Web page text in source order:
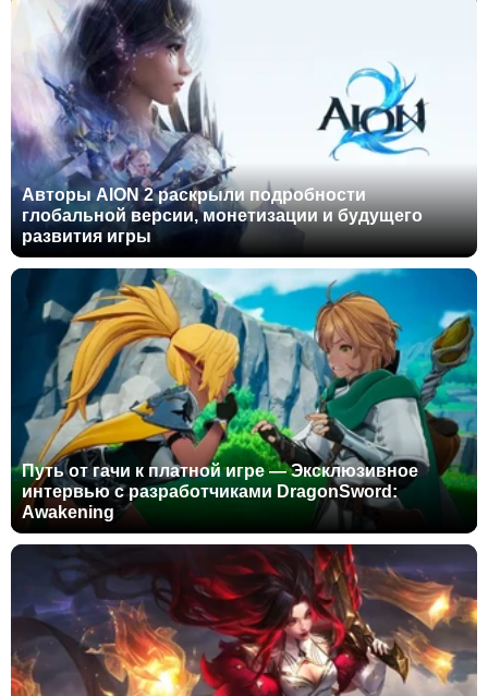
Авторы AION 2 раскрыли подробности
глобальной версии, монетизации и будущего
развития игры
Путь от гачи к платной игре — Эксклюзивное
интервью с разработчиками DragonSword:
Awakening